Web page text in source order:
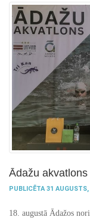
Ādažu
PUBLICĒTA 31
18. augustā Ādažos